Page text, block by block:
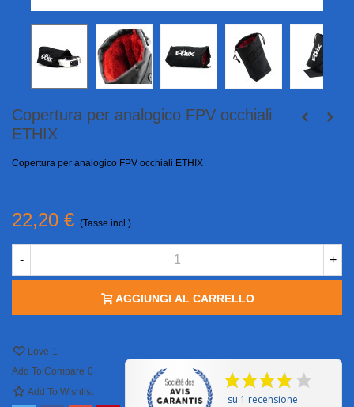
Copertura per analogico FPV occhiali
ETHIX
Copertura per analogico FPV occhiali ETHIX
22,20 € (Tasse incl.)
- +
AGGIUNGI AL CARRELLO
su 1 recensione
Love 1
Add To Compare 0
Add To Wishlist